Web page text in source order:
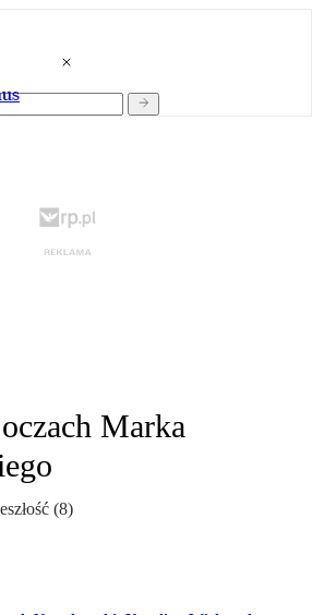
Marka
(8)